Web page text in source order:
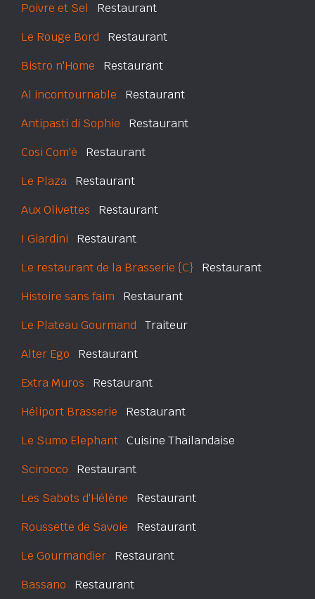
Poivre et Sel Restaurant
Le Rouge Bord Restaurant
Bistro n'Home Restaurant
Al incontournable Restaurant
Antipasti di Sophie Restaurant
Cosi Com'è Restaurant
Le Plaza Restaurant
Aux Olivettes Restaurant
I Giardini Restaurant
Le restaurant de la Brasserie {C} Restaurant
Histoire sans faim Restaurant
Le Plateau Gourmand Traiteur
Alter Ego Restaurant
Extra Muros Restaurant
Héliport Brasserie Restaurant
Le Sumo Elephant Cuisine Thailandaise
Scirocco Restaurant
Les Sabots d'Hélène Restaurant
Roussette de Savoie Restaurant
Le Gourmandier Restaurant
Bassano Restaurant